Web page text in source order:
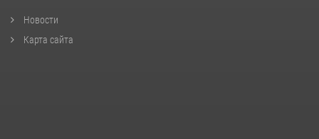
Новости
Карта сайта